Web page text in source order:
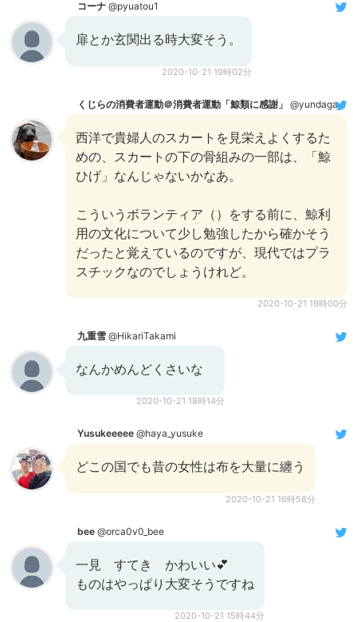
コーナ @pyuatou1
扉とか玄関出る時大変そう。
2020-10-21 19時02分
くじらの消費者運動＠消費者運動「鯨類に感謝」 @yundagananikayo
西洋で貴婦人のスカートを見栄えよくするた
めの、スカートの下の骨組みの一部は、「鯨
ひげ」なんじゃないかなあ。
こういうボランティア（ ）をする前に、鯨利
用の文化について少し勉強したから確かそう
だったと覚えているのですが、現代ではプラ
スチックなのでしょうけれど。
2020-10-21 19時00分
九重雪 @HikariTakami
なんかめんどくさいな
2020-10-21 18時14分
Yusukeeeee @haya_yusuke
どこの国でも昔の女性は布を大量に纏う
2020-10-21 16時58分
bee @orca0v0_bee
一見 すてき かわいい💕
ものはやっぱり大変そうですね
2020-10-21 15時44分